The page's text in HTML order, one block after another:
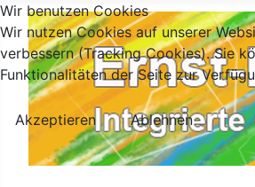
Wir benutzen Cookies
Wir nutzen Cookies auf unserer
verbessern (Tracking Cookies). Sie
Funktionalitäten der Seite zur
Akzeptieren
Ablehnen